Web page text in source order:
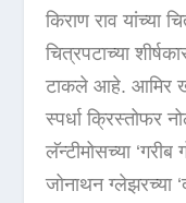
किराण राव यांच्या
चित्रपटाच्या
टाकले आहे. आमिर
स्पर्धा क्रिस्तोफर
लॅन्टीमोसच्या
जोनाथन ग्लेझरच्या